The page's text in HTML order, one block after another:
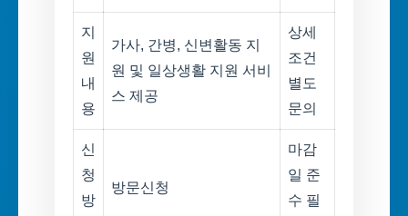
지
원
내
용
가사, 간병, 신변활동 지
원 및 일상생활 지원 서비
스 제공
상세
조건
별도
문의
신
청
방
방문신청
마감
일 준
수 필